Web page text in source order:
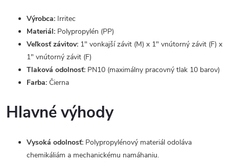
Výrobca: Irritec
Materiál: Polypropylén (PP)
Veľkosť závitov: 1" vonkajší závit (M) x 1" vnútorný závit (F) x
1" vnútorný závit (F)
Tlaková odolnosť: PN10 (maximálny pracovný tlak 10 barov)
Farba: Čierna
Hlavné výhody
Vysoká odolnosť: Polypropylénový materiál odoláva
chemikáliám a mechanickému namáhaniu.